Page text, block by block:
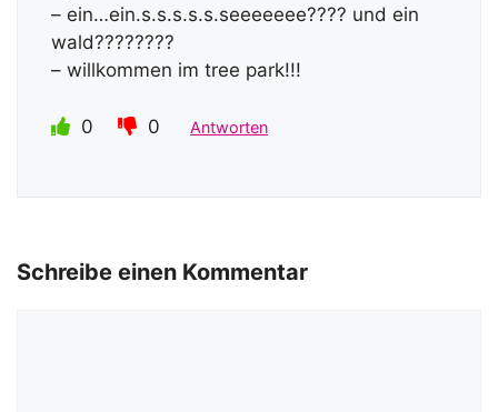
– ein…ein.s.s.s.s.s.seeeeeee???? und ein
wald????????
– willkommen im tree park!!!
0 0 Antworten
Schreibe einen Kommentar